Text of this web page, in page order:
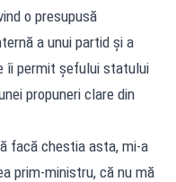
o presupusă
a unui partid și a
îi permit șefului statului
propuneri clare din
facă chestia asta, mi-a
prim-ministru, că nu mă